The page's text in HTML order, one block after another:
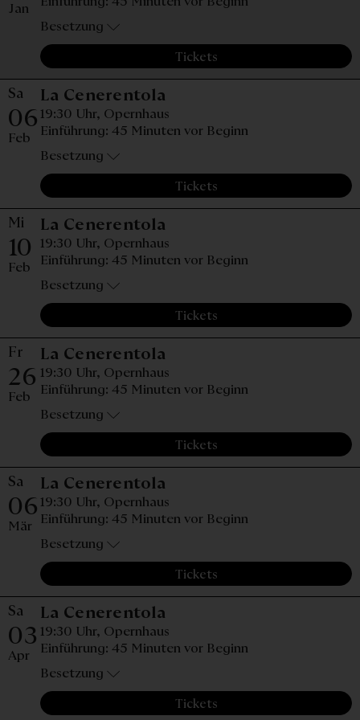
Jan
Besetzung
Tickets
Sa
06
Feb
La Cenerentola
19:30 Uhr, Opernhaus
Einführung: 45 Minuten vor Beginn
Besetzung
Tickets
Mi
10
Feb
La Cenerentola
19:30 Uhr, Opernhaus
Einführung: 45 Minuten vor Beginn
Besetzung
Tickets
Fr
26
Feb
La Cenerentola
19:30 Uhr, Opernhaus
Einführung: 45 Minuten vor Beginn
Besetzung
Tickets
Sa
06
Mär
La Cenerentola
19:30 Uhr, Opernhaus
Einführung: 45 Minuten vor Beginn
Besetzung
Tickets
Sa
03
Apr
La Cenerentola
19:30 Uhr, Opernhaus
Einführung: 45 Minuten vor Beginn
Besetzung
Tickets